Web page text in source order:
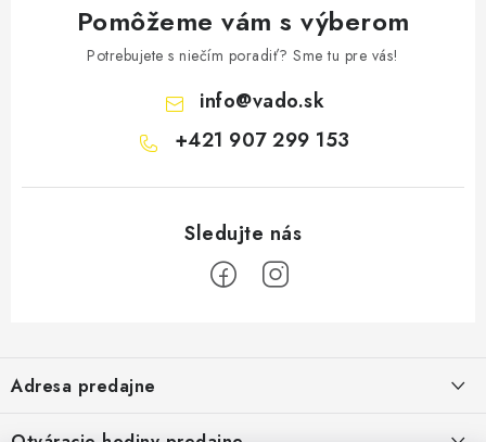
Pomôžeme vám s výberom
Potrebujete s niečím poradiť? Sme tu pre vás!
info@vado.sk
+421 907 299 153
p
ä
Adresa predajne